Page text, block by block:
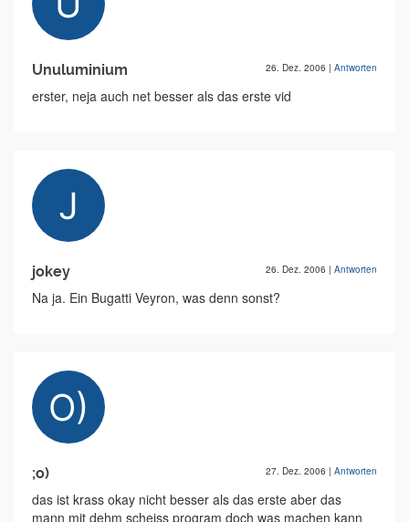
Unuluminium 26. Dez. 2006 | Antworten
erster, neja auch net besser als das erste vid
jokey 26. Dez. 2006 | Antworten
Na ja. Ein Bugatti Veyron, was denn sonst?
;o) 27. Dez. 2006 | Antworten
das ist krass okay nicht besser als das erste aber das
mann mit dehm scheiss program doch was machen kann